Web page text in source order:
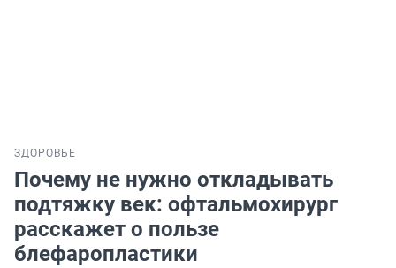
ЗДОРОВЬЕ
Почему не нужно откладывать
подтяжку век: офтальмохирург
расскажет о пользе
блефаропластики